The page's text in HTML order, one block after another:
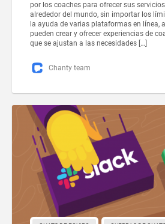
por los coaches para ofrecer sus
alrededor del mundo, sin importar los
la ayuda de varias plataformas en línea,
pueden crear y ofrecer experiencias de
que se ajustan a las necesidades […]
Chanty team